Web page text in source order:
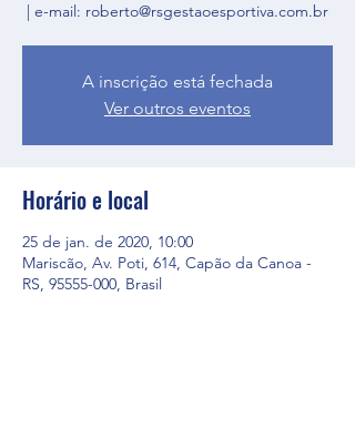
| e-mail: roberto@rsgestaoesportiva.com.br
A inscrição está fechada
Ver outros eventos
Horário e local
25 de jan. de 2020, 10:00
Mariscão, Av. Poti, 614, Capão da Canoa -
RS, 95555-000, Brasil